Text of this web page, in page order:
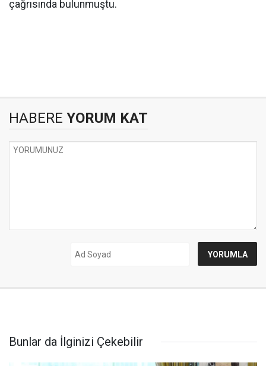
çağrısında bulunmuştu.
HABERE YORUM KAT
Bunlar da İlginizi Çekebilir